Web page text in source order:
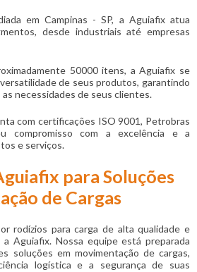
em Campinas - SP, a Aguiafix atua
desde industriais até empresas
50000 itens, a Aguiafix se
de seus produtos, garantindo
necessidades de seus clientes.
com certificações ISO 9001, Petrobras
compromisso com a excelência e a
e serviços.
para Soluções
de Cargas
rodízios para carga de alta qualidade e
Aguiafix. Nossa equipe está preparada
soluções em movimentação de cargas,
logística e a segurança de suas